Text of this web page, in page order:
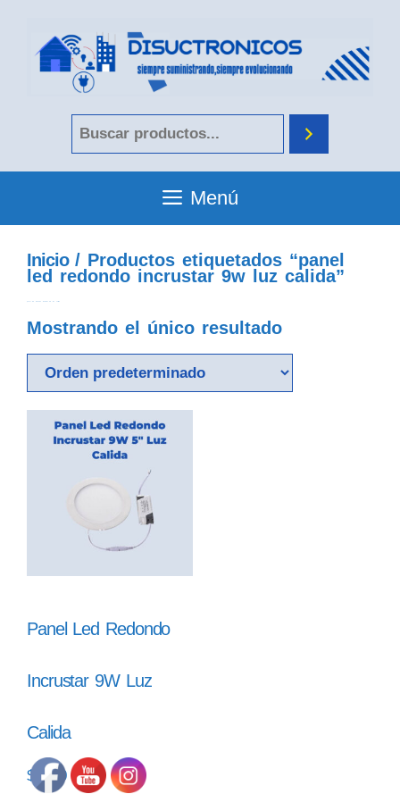
Menú
Inicio/ Productos etiquetados “panel
led redondo incrustar 9w luz calida”
Mostrando el único resultado
Panel Led Redondo
Incrustar 9W Luz
Calida
$ 8.470